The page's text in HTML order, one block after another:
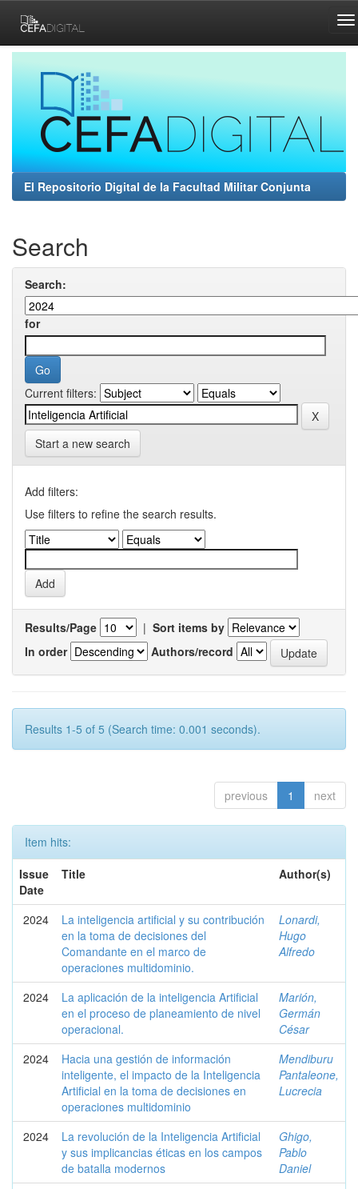
navigation
El Repositorio Digital de la Facultad Militar Conjunta
Search
Search:
for
Current filters:
Start a new search
Add filters:
Use filters to refine the search results.
Results/Page | Sort items by
In order
Authors/record
Results 1-5 of 5 (Search time: 0.001 seconds).
previous 1 next
Item hits:
Issue
Date
Title Author(s)
2024
La inteligencia artificial y su contribución
en la toma de decisiones del
Comandante en el marco de
operaciones multidominio.
Lonardi,
Hugo
Alfredo
2024
La aplicación de la inteligencia Artificial
en el proceso de planeamiento de nivel
operacional.
Marión,
Germán
César
2024
Hacia una gestión de información
inteligente, el impacto de la Inteligencia
Artificial en la toma de decisiones en
operaciones multidominio
Mendiburu
Pantaleone,
Lucrecia
2024
La revolución de la Inteligencia Artificial
y sus implicancias éticas en los campos
de batalla modernos
Ghigo,
Pablo
Daniel